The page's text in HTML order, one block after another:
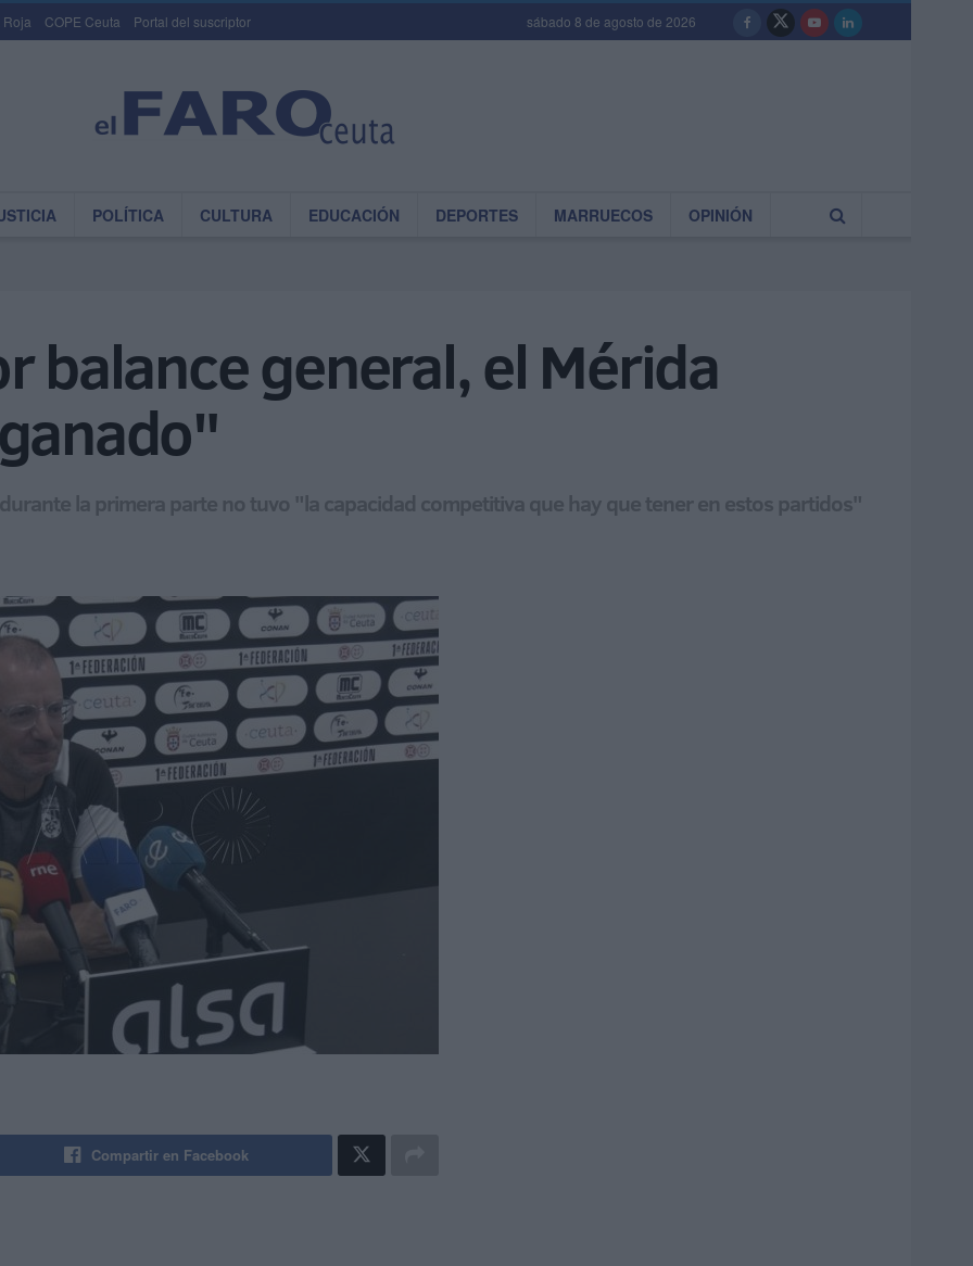
Roja COPE Ceuta Portal del suscriptor sábado 8 de agosto de 2026
POLÍTICA CULTURA EDUCACIÓN DEPORTES MARRUECOS OPINIÓN
balance general, el Mérida
la primera parte no tuvo "la capacidad competitiva que hay que tener en estos partidos"
Compartir en Facebook